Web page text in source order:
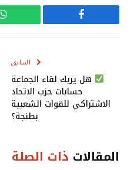
فيسبوك
السابق
هل يربك لقاء الجماعة
حسابات حزب الاتحاد
الاشتراكي للقوات الشعبية
بطنجة؟
المقالات ذات الصلة